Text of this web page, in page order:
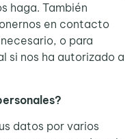
haga. También
en contacto
o para
si nos ha autorizado a
datos por varios